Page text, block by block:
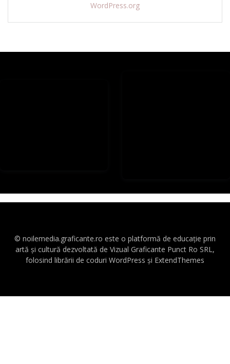
WordPress.org
© noilemedia.graficante.ro este o platformă de educație prin
artă și cultură dezvoltată de Vizual Graficante Punct Ro SRL,
folosind librării de coduri WordPress și ExtendThemes